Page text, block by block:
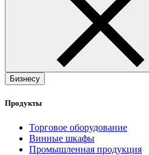
Бизнесу
Продукты
Торговое оборудование
Винные шкафы
Промышленная продукция